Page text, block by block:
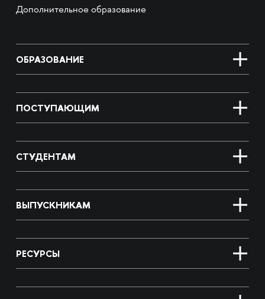
Дополнительное образование
ОБРАЗОВАНИЕ
ПОСТУПАЮЩИМ
СТУДЕНТАМ
ВЫПУСКНИКАМ
РЕСУРСЫ